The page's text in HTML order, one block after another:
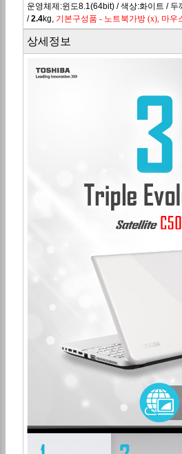
운영체제 :윈도8.1(64bit) /색상:화이트 / 두
/2.4kg, 기본구성품 - 노트북가방 (x), 마우
상세정보